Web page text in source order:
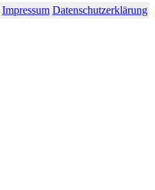
Impressum Datenschutzerklärung